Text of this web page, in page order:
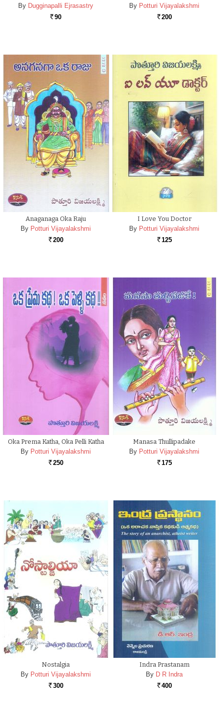
By Dugginapalli Ejrasastry
Rs. 90
By Potturi Vijayalakshmi
Rs. 200
Anaganaga Oka Raju
By Potturi Vijayalakshmi
Rs. 200
I Love You Doctor
By Potturi Vijayalakshmi
Rs. 125
Oka Prema Katha, Oka Pelli Katha
By Potturi Vijayalakshmi
Rs. 250
Manasa Thullipadake
By Potturi Vijayalakshmi
Rs. 175
Nostalgia
By Potturi Vijayalakshmi
Rs. 300
Indra Prastanam
By D R Indra
Rs. 400